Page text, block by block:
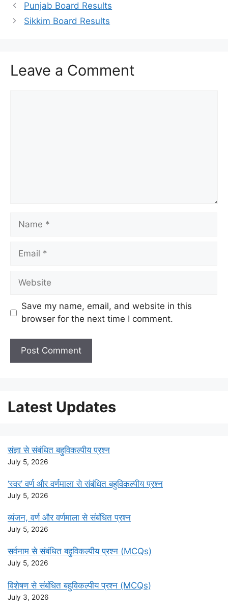
Punjab Board Results
Sikkim Board Results
Leave a Comment
Name
Email
Website
Save my name, email, and website in this
browser for the next time I comment.
Latest Updates
संज्ञा से संबंधित बहुविकल्पीय प्रश्न
July 5, 2026
‘स्वर’ वर्ण और वर्णमाला से संबंधित बहुविकल्पीय प्रश्न
July 5, 2026
व्यंजन, वर्ण और वर्णमाला से संबंधित प्रश्न
July 5, 2026
सर्वनाम से संबंधित बहुविकल्पीय प्रश्न (MCQs)
July 5, 2026
विशेषण से संबंधित बहुविकल्पीय प्रश्न (MCQs)
July 3, 2026